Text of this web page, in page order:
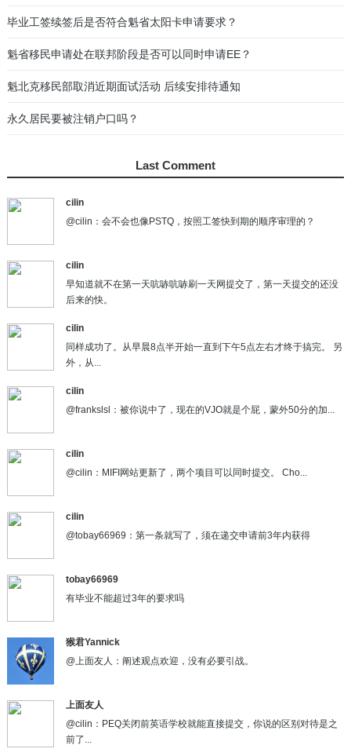
07 更新3:近期部分魁北克PEQ移民申请人面试情况
08 UCI Number是什么？从哪里可以找到UCI？
09 关于魁北克技术职业培训（Training）的几点误区
10 答疑：CSQ后联邦阶段是否可以回国等待？
Last Comment
cilin
@cilin：会不会也像PSTQ，按照工签快到期的顺序审理的？
cilin
早知道就不在第一天吭哧吭哧刷一天网提交了，第一天提交的还没
后来的快。
cilin
同样成功了。从早晨8点半开始一直到下午5点左右才终于搞完。 另
外，从...
cilin
@frankslsl：被你说中了，现在的VJO就是个屁，蒙外50分的加...
cilin
@cilin：MIFI网站更新了，两个项目可以同时提交。 Cho...
cilin
@tobay66969：第一条就写了，须在递交申请前3年内获得
tobay66969
有毕业不能超过3年的要求吗
猴君Yannick
@上面友人：阐述观点欢迎，没有必要引战。
上面友人
@cilin：PEQ关闭前英语学校就能直接提交，你说的区别对待是之
前了...